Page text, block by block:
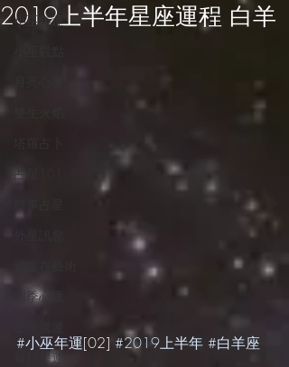
小巫年運
占星101
四季心境
每日星運
2019上半年星座運程 白羊
#小巫年運[02] #2019上半年 #白羊座